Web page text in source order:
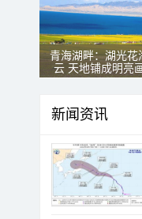
青海湖畔：湖光花
云 天地铺成明亮
新闻资讯